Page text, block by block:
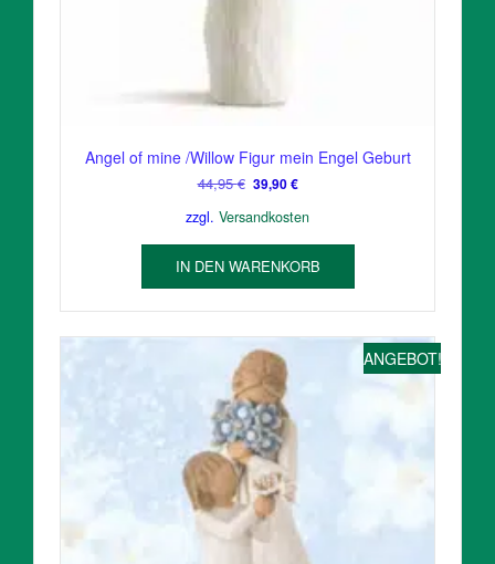
Angel of mine /Willow Figur mein Engel Geburt
44,95€ Ursprünglicher
war:
44,95 €
39,90€Aktueller
ist:
39,90 €.
zzgl. Versandkosten
IN DEN WARENKORB
ANGEBOT!